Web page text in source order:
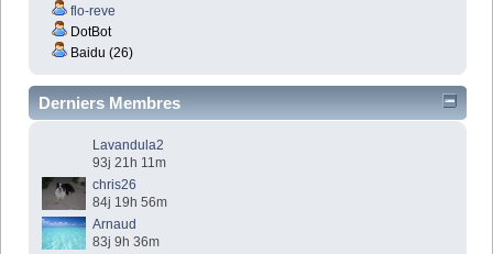
flo-reve
DotBot
Baidu (26)
Derniers Membres
Lavandula2
93j 21h 11m
chris26
84j 19h 56m
Arnaud
83j 9h 36m